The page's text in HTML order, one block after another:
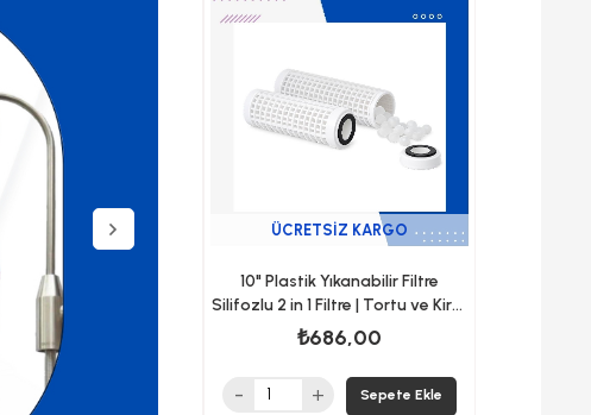
90 Gpd Yüksek Tds
Kireç Membranı
₺600,00
10" Plastik Yıkanabilir Filtre
Silifozlu 2 in 1 Filtre | Tortu ve Kireç
Koruma Filtresi
₺686,00
ÜCRETSIZ KARGO
ürün
Sepete Ekle